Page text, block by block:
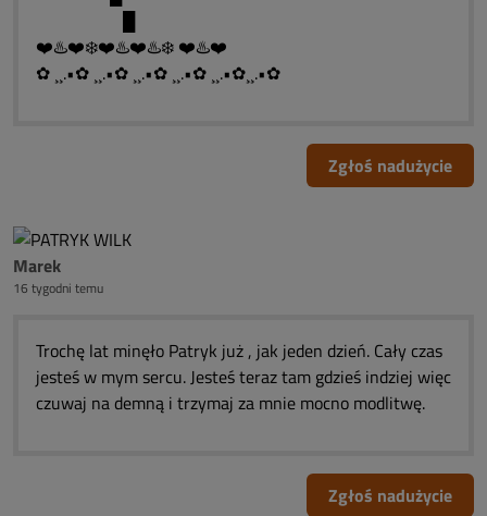
❤️♨️❤️❄️❤️♨️❤️♨️❄️ ❤️♨️❤️
✿ ¸¸.•✿ ¸¸.•✿ ¸¸.•✿ ¸¸.•✿ ¸¸.•✿¸¸.•✿
Zgłoś nadużycie
Marek
16 tygodni temu
Trochę lat minęło Patryk już , jak jeden dzień. Cały czas
jesteś w mym sercu. Jesteś teraz tam gdzieś indziej więc
czuwaj na demną i trzymaj za mnie mocno modlitwę.
Zgłoś nadużycie